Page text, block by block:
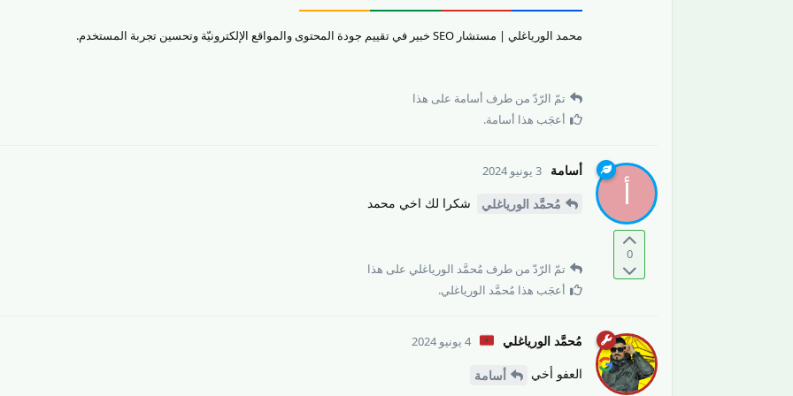
محمد الورياغلي | مستشار SEO خبير في تقييم جودة المحتوى والمواقع الإلكترونيّة وتحسين تجربة المستخدم.
تمّ الرّدّ من طرف أسامة على هذا
أعجَب هذا أسامة.
0
أ
أسامة 3 يونيو 2024
مُحمَّد الورياغلي شكرا لك اخي محمد
تمّ الرّدّ من طرف مُحمَّد الورياغلي على هذا
أعجَب هذا مُحمَّد الورياغلي.
مُحمَّد الورياغلي 4 يونيو 2024
العفو أخي أسامة